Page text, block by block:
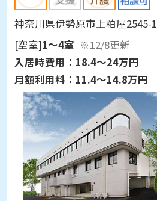
神奈川県伊勢原市上粕屋2545-1
[空室]1～4室 ※12/8更新
入居時費用： 18.4～24万円
月額利用料： 11.4～14.8万円